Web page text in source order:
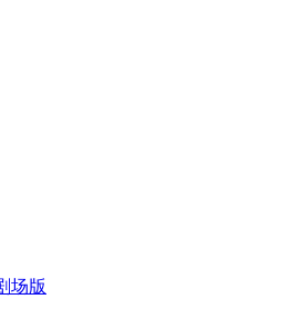
场版